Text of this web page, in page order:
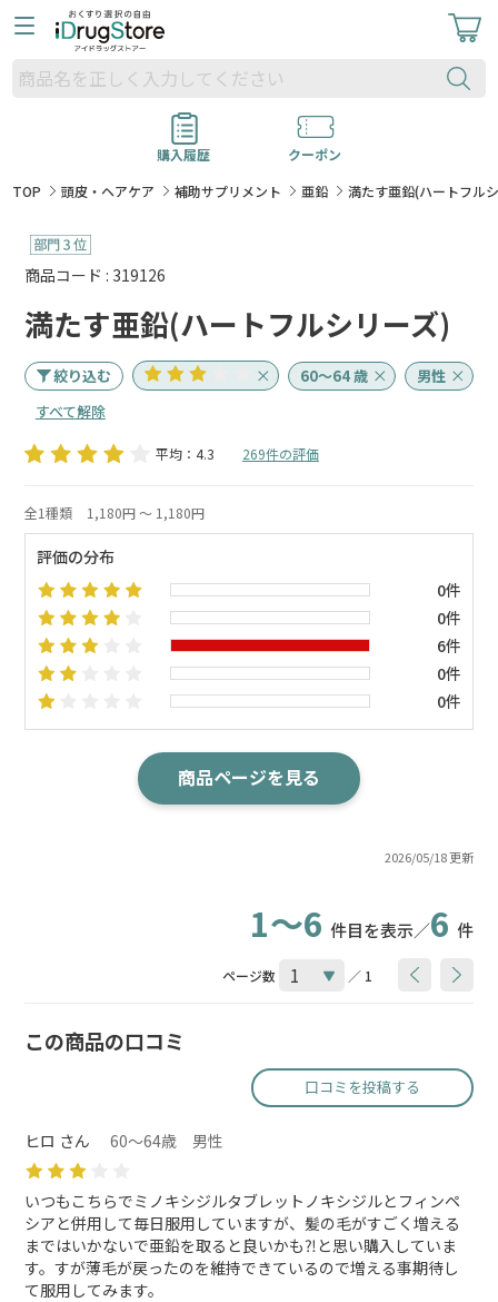
購入履歴
クーポン
TOP
頭皮・ヘアケア 補助サプリメント 亜鉛 満たす亜鉛(ハートフル
商品コード : 319126
満たす亜鉛(ハートフルシリーズ)
絞り込む 60～64 歳
男性
すべて解除
平均：4.3 269件の評価
2026/05/18 更新
全1種類 1,180円 ～ 1,180円
評価の分布
0件
0件
6件
0件
0件
商品ページを見る
1～6 件目を表示／6 件
ページ数 ／ 1
この商品の口コミ
口コミを投稿する
ヒロ さん 60～64歳 男性
いつもこちらでミノキシジルタブレットノキシジルとフィンペ
シアと併用して毎日服用していますが、髪の毛がすごく増える
まではいかないで亜鉛を取ると良いかも⁈と思い購入していま
す。すが薄毛が戻ったのを維持できているので増える事期待し
て服用してみます。